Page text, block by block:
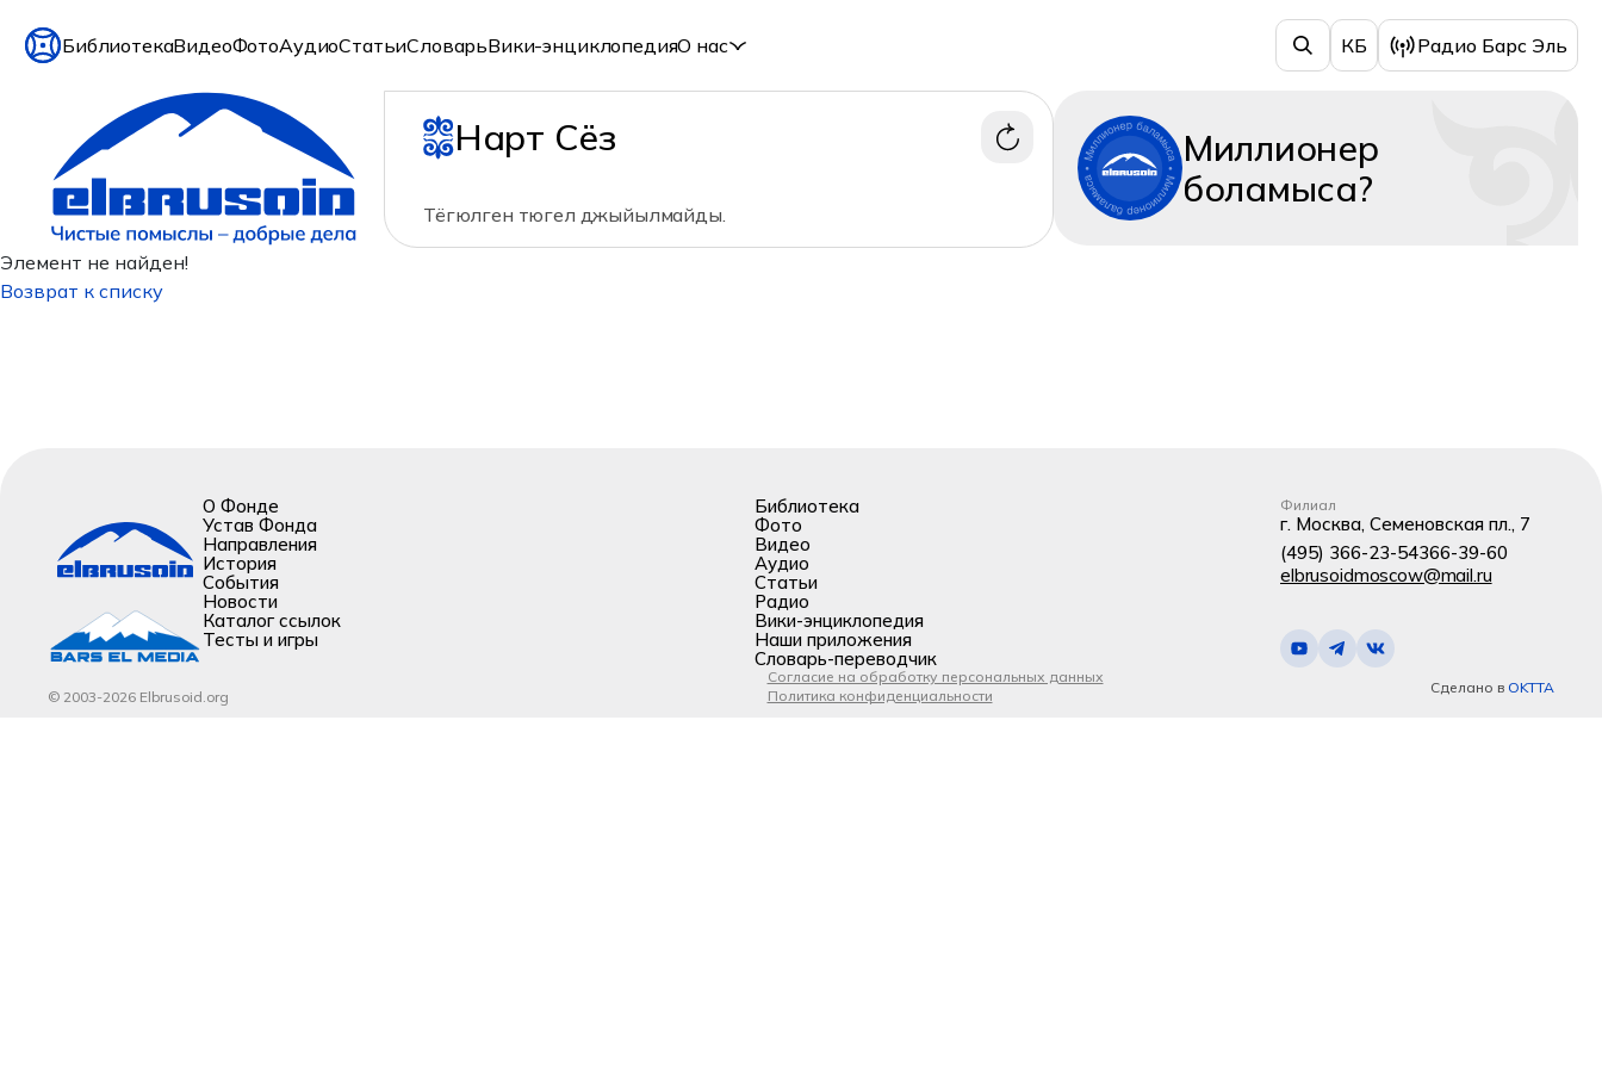
БиблиотекаВидеоФотоАудиоСтатьиСловарьВики-энциклопедияО нас КБ Радио Барс Эль
Нарт Сёз
Тёгюлген тюгел джыйылмайды.
Миллионер
боламыса?
Элемент не найден!
Возврат к списку
О Фонде
Устав Фонда
Направления
История
События
Новости
Каталог ссылок
Тесты и игры
Библиотека
Фото
Видео
Аудио
Статьи
Радио
Вики-энциклопедия
Наши приложения
Словарь-переводчик
Филиал
г. Москва, Семеновская пл., 7
(495) 366-23-54366-39-60
elbrusoidmoscow@mail.ru
© 2003-2026 Elbrusoid.org
Согласие на обработку персональных данных
Политика конфиденциальности
Сделано в OKTTA